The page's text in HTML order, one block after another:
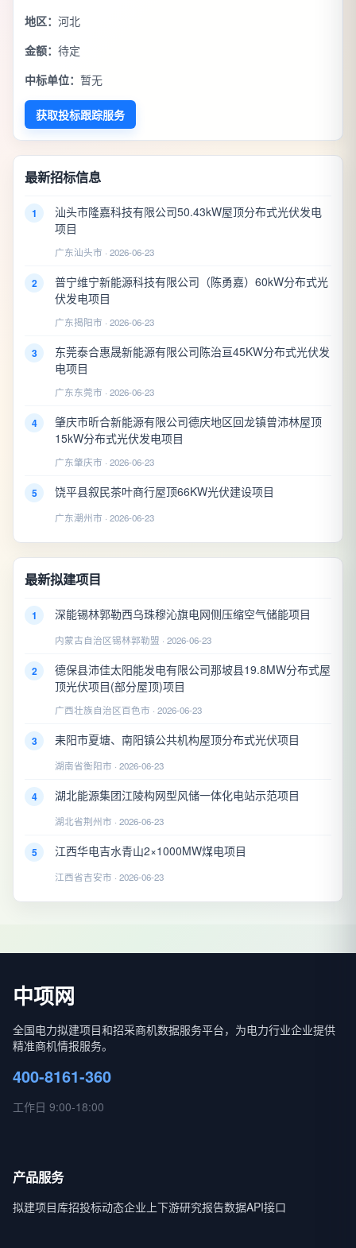
地区： 河北
金额： 待定
中标单位： 暂无
获取投标跟踪服务
最新招标信息
1
汕头市隆嘉科技有限公司50.43kW屋顶分布式光伏发电
项目
广东汕头市 · 2026-06-23
2
普宁维宁新能源科技有限公司（陈勇嘉）60kW分布式光
伏发电项目
广东揭阳市 · 2026-06-23
3
东莞泰合惠晟新能源有限公司陈治亘45KW分布式光伏发
电项目
广东东莞市 · 2026-06-23
4
肇庆市昕合新能源有限公司德庆地区回龙镇曾沛林屋顶
15kW分布式光伏发电项目
广东肇庆市 · 2026-06-23
5 饶平县叙民茶叶商行屋顶66KW光伏建设项目
广东潮州市 · 2026-06-23
最新拟建项目
1 深能锡林郭勒西乌珠穆沁旗电网侧压缩空气储能项目
内蒙古自治区锡林郭勒盟 · 2026-06-23
2
德保县沛佳太阳能发电有限公司那坡县19.8MW分布式屋
顶光伏项目(部分屋顶)项目
广西壮族自治区百色市 · 2026-06-23
3 耒阳市夏塘、南阳镇公共机构屋顶分布式光伏项目
湖南省衡阳市 · 2026-06-23
4 湖北能源集团江陵构网型风储一体化电站示范项目
湖北省荆州市 · 2026-06-23
5 江西华电吉水青山2×1000MW煤电项目
江西省吉安市 · 2026-06-23
中项网
全国电力拟建项目和招采商机数据服务平台，为电力行业企业提供
精准商机情报服务。
400-8161-360
工作日 9:00-18:00
产品服务
拟建项目库招投标动态企业上下游研究报告数据API接口